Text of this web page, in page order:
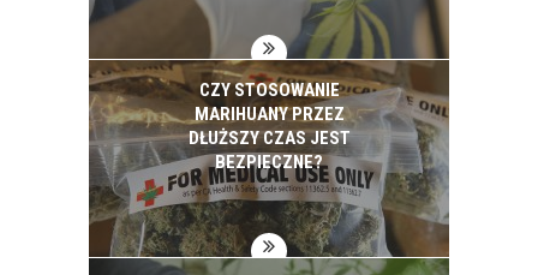
CZY STOSOWANIE
MARIHUANY PRZEZ
DŁUŻSZY CZAS JEST
BEZPIECZNE?